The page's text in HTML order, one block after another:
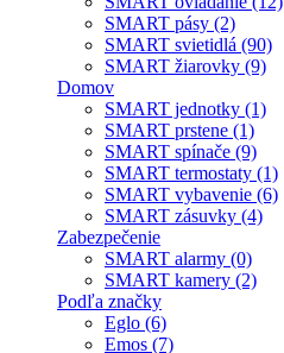
SMART pásy (2)
SMART svietidlá (90)
SMART žiarovky (9)
Domov
SMART jednotky (1)
SMART prstene (1)
SMART spínače (9)
SMART termostaty (1)
SMART vybavenie (6)
SMART zásuvky (4)
Zabezpečenie
SMART alarmy (0)
SMART kamery (2)
Podľa značky
Eglo (6)
Emos (7)